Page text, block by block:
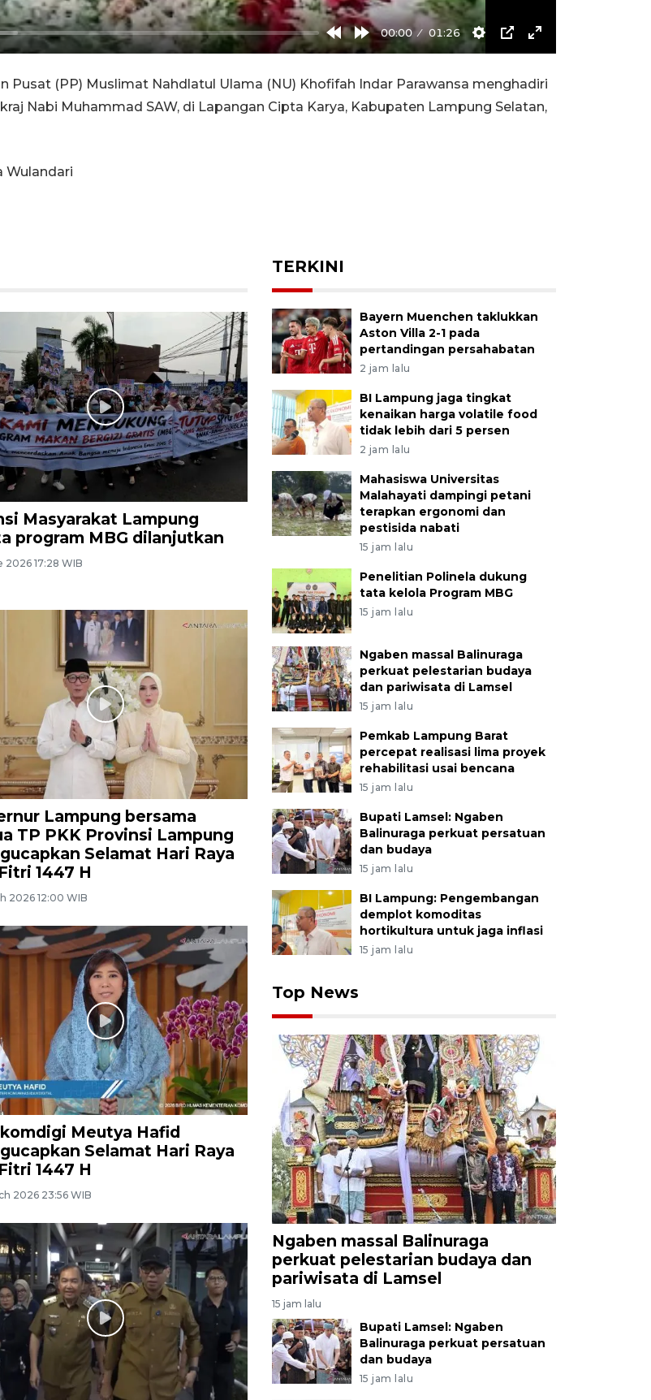
RewindForward
00:00 01:26
Settings
PIP Enter
Pusat (PP) Muslimat Nahdlatul Ulama (NU) Khofifah Indar Parawansa menghadiri
Nabi Muhammad SAW, di Lapangan Cipta Karya, Kabupaten Lampung Selatan,
Wulandari
Masyarakat Lampung
program MBG dilanjutkan
2026 17:28 WIB
Lampung bersama
TP PKK Provinsi Lampung
Selamat Hari Raya
1447 H
2026 12:00 WIB
Meutya Hafid
Selamat Hari Raya
1447 H
2026 23:56 WIB
TERKINI
Bayern Muenchen taklukkan
Aston Villa 2-1 pada
pertandingan persahabatan
2 jam lalu
BI Lampung jaga tingkat
kenaikan harga volatile food
tidak lebih dari 5 persen
2 jam lalu
Mahasiswa Universitas
Malahayati dampingi petani
terapkan ergonomi dan
pestisida nabati
15 jam lalu
Penelitian Polinela dukung
tata kelola Program MBG
15 jam lalu
Ngaben massal Balinuraga
perkuat pelestarian budaya
dan pariwisata di Lamsel
15 jam lalu
Pemkab Lampung Barat
percepat realisasi lima proyek
rehabilitasi usai bencana
15 jam lalu
Bupati Lamsel: Ngaben
Balinuraga perkuat persatuan
dan budaya
15 jam lalu
BI Lampung: Pengembangan
demplot komoditas
hortikultura untuk jaga inflasi
15 jam lalu
Top News
Ngaben massal Balinuraga
perkuat pelestarian budaya dan
pariwisata di Lamsel
15 jam lalu
Bupati Lamsel: Ngaben
Balinuraga perkuat persatuan
dan budaya
15 jam lalu